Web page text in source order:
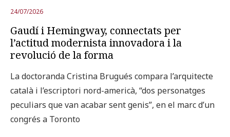
24/07/2026
Gaudí i Hemingway, connectats per
l’actitud modernista innovadora i la
revolució de la forma
La doctoranda Cristina Brugués compara l’arquitecte
català i l’escriptori nord-americà, “dos personatges
peculiars que van acabar sent genis”, en el marc d’un
congrés a Toronto